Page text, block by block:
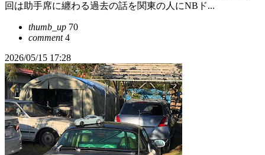
回は助手席に纏わる過去の話を関東の人にNBド...
thumb_up 70
comment4
2026/05/15 17:28